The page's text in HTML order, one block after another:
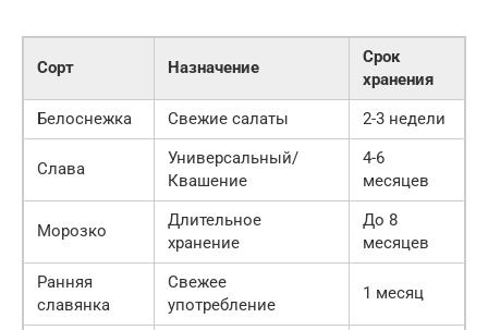
Сорт Назначение
Срок
хранения
Белоснежка
Свежие салаты 2-3 недели
Слава
Универсальный/
Квашение
4-6
месяцев
Морозко
Длительное
хранение
До 8
месяцев
Ранняя
славянка
Свежее
употребление
1 месяц